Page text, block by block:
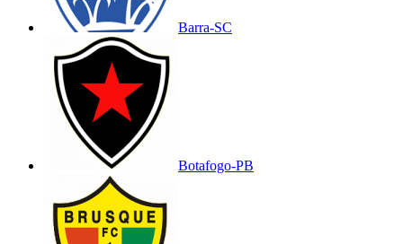
Barra-SC
Botafogo-PB